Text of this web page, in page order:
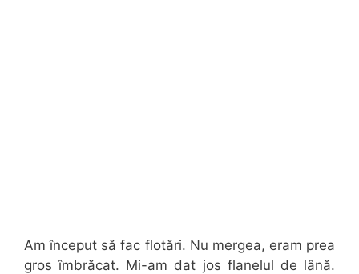
Am început să fac flotări. Nu mergea, eram prea
gros îmbrăcat. Mi-am dat jos flanelul de lână.